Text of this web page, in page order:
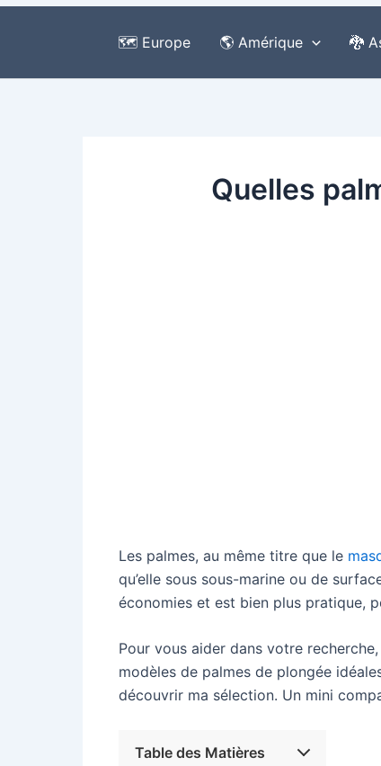
🗺️ Europe 🌎 Amérique 🐉
Quelles
Les palmes, au même titre que le
qu’elle sous sous-marine ou de
économies et est bien plus pratique,
Pour vous aider dans votre
modèles de palmes de plongée
découvrir ma sélection. Un mini
Table des Matières